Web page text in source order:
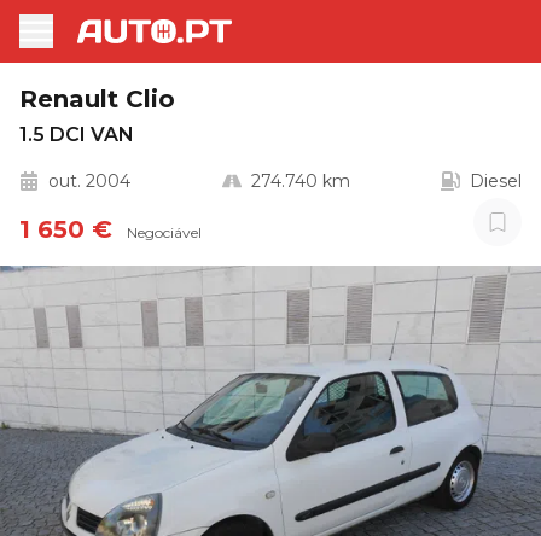
Renault Clio
1.5 DCI VAN
out. 2004 274.740 km Diesel
1 650 € Negociável